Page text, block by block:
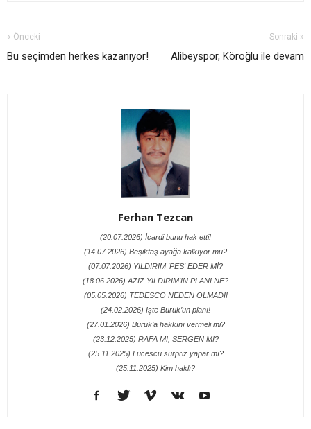
« Önceki
Bu seçimden herkes kazanıyor!
Sonraki »
Alibeyspor, Köroğlu ile devam
Ferhan Tezcan
(20.07.2026) İcardi bunu hak etti!
(14.07.2026) Beşiktaş ayağa kalkıyor mu?
(07.07.2026) YILDIRIM 'PES' EDER Mİ?
(18.06.2026) AZİZ YILDIRIM'IN PLANI NE?
(05.05.2026) TEDESCO NEDEN OLMADI!
(24.02.2026) İşte Buruk’un planı!
(27.01.2026) Buruk’a hakkını vermeli mi?
(23.12.2025) RAFA MI, SERGEN Mİ?
(25.11.2025) Lucescu sürpriz yapar mı?
(25.11.2025) Kim haklı?